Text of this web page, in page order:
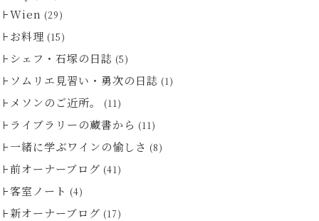
Wien (29)
お料理 (15)
シェフ・石塚の日誌 (5)
ソムリエ見習い・勇次の日誌 (1)
メソンのご近所。 (11)
ライブラリーの蔵書から (11)
一緒に学ぶワインの愉しさ (8)
前オーナーブログ (41)
客室ノート (4)
新オーナーブログ (17)